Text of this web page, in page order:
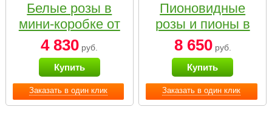
Заказать в один клик
Белые розы в
мини-коробке от
Bella Fiori
4 830 руб.
Купить
Заказать в один клик
Пионовидные
розы и пионы в
белой коробке
Small
8 650руб.
Купить